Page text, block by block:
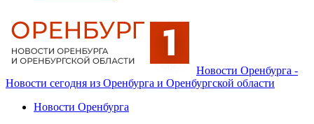
Новости Оренбурга -
Новости сегодня из Оренбурга и Оренбургской области
Новости Оренбурга